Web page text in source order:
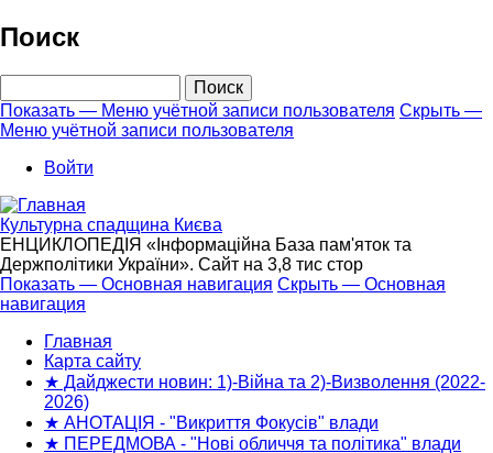
Перейти
к
основному
Поиск
Меню
учётной
записи
пользователя
Показать — Меню учётной записи пользователя Скрыть —
Меню учётной записи пользователя
Войти
Культурна спадщина Києва
ЕНЦИКЛОПЕДІЯ «Інформаційна База пам'яток та
Держполітики України». Сайт на 3,8 тис стор
Основная
навигация
Показать — Основная навигация Скрыть — Основная
навигация
Главная
Карта сайту
★ Дайджести новин: 1)-Війна та 2)-Визволення (2022-
2026)
★ АНОТАЦІЯ - "Викриття Фокусів" влади
★ ПЕРЕДМОВА - "Нові обличчя та політика" влади